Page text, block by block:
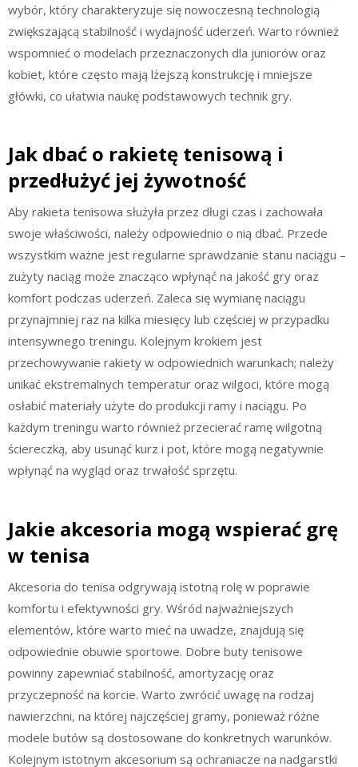
wybór, który charakteryzuje się nowoczesną technologią
zwiększającą stabilność i wydajność uderzeń. Warto również
wspomnieć o modelach przeznaczonych dla juniorów oraz
kobiet, które często mają lżejszą konstrukcję i mniejsze
główki, co ułatwia naukę podstawowych technik gry.
Jak dbać o rakietę tenisową i
przedłużyć jej żywotność
Aby rakieta tenisowa służyła przez długi czas i zachowała
swoje właściwości, należy odpowiednio o nią dbać. Przede
wszystkim ważne jest regularne sprawdzanie stanu naciągu –
zużyty naciąg może znacząco wpłynąć na jakość gry oraz
komfort podczas uderzeń. Zaleca się wymianę naciągu
przynajmniej raz na kilka miesięcy lub częściej w przypadku
intensywnego treningu. Kolejnym krokiem jest
przechowywanie rakiety w odpowiednich warunkach; należy
unikać ekstremalnych temperatur oraz wilgoci, które mogą
osłabić materiały użyte do produkcji ramy i naciągu. Po
każdym treningu warto również przecierać ramę wilgotną
ściereczką, aby usunąć kurz i pot, które mogą negatywnie
wpłynąć na wygląd oraz trwałość sprzętu.
Jakie akcesoria mogą wspierać grę
w tenisa
Akcesoria do tenisa odgrywają istotną rolę w poprawie
komfortu i efektywności gry. Wśród najważniejszych
elementów, które warto mieć na uwadze, znajdują się
odpowiednie obuwie sportowe. Dobre buty tenisowe
powinny zapewniać stabilność, amortyzację oraz
przyczepność na korcie. Warto zwrócić uwagę na rodzaj
nawierzchni, na której najczęściej gramy, ponieważ różne
modele butów są dostosowane do konkretnych warunków.
Kolejnym istotnym akcesorium są ochraniacze na nadgarstki